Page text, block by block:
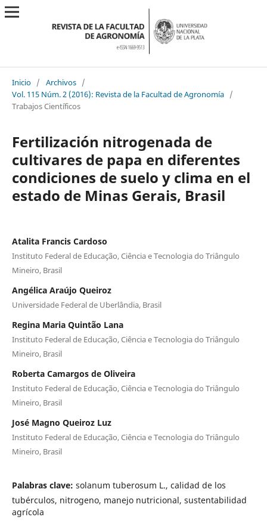
Inicio / Archivos /
Vol. 115 Núm. 2 (2016): Revista de la Facultad de Agronomía /
Trabajos Científicos
Fertilización nitrogenada de
cultivares de papa en diferentes
condiciones de suelo y clima en el
estado de Minas Gerais, Brasil
Atalita Francis Cardoso
Instituto Federal de Educação, Ciência e Tecnologia do Triângulo
Mineiro, Brasil
Angélica Araújo Queiroz
Universidade Federal de Uberlândia, Brasil
Regina Maria Quintão Lana
Instituto Federal de Educação, Ciência e Tecnologia do Triângulo
Mineiro, Brasil
Roberta Camargos de Oliveira
Instituto Federal de Educação, Ciência e Tecnologia do Triângulo
Mineiro, Brasil
José Magno Queiroz Luz
Instituto Federal de Educação, Ciência e Tecnologia do Triângulo
Mineiro, Brasil
Palabras clave: solanum tuberosum L., calidad de los
tubérculos, nitrogeno, manejo nutricional, sustentabilidad
agrícola